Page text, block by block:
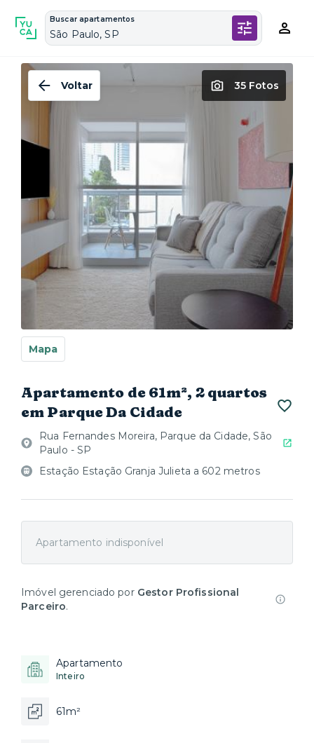
Buscar apartamentos
São Paulo, SP
Voltar 35 Fotos
Mapa
Apartamento de 61m², 2 quartos
em Parque Da Cidade
Rua Fernandes Moreira, Parque da Cidade, São
Paulo - SP
Estação Estação Granja Julieta a 602 metros
Apartamento indisponível
Imóvel gerenciado por Gestor Profissional
Parceiro.
Apartamento
Inteiro
61m²